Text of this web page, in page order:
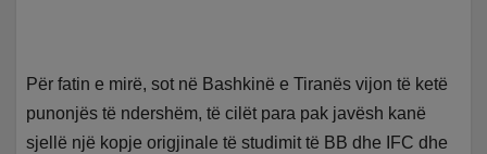
Për fatin e mirë, sot në Bashkinë e Tiranës vijon të ketë
punonjës të ndershëm, të cilët para pak javësh kanë
sjellë një kopje origjinale të studimit të BB dhe IFC dhe